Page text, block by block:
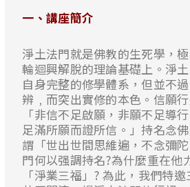
一、講座簡介
淨土法門就是佛教的生死學，
輪迴興解脫的理論基礎上。淨
自身完整的修學體系，但並不
辨﹐而突出實修的本色。信願
「非信不足啟願，非願不足導
足滿所願而證所信。」持名念
謂「世出世間思維遍，不念彌
門何以强調持名?為什麼重在他
「淨業三福」? 為此，我們特